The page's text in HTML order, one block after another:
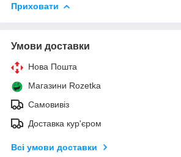
Приховати
Умови доставки
Нова Пошта
Магазини Rozetka
Самовивіз
Доставка кур'єром
Всі умови доставки